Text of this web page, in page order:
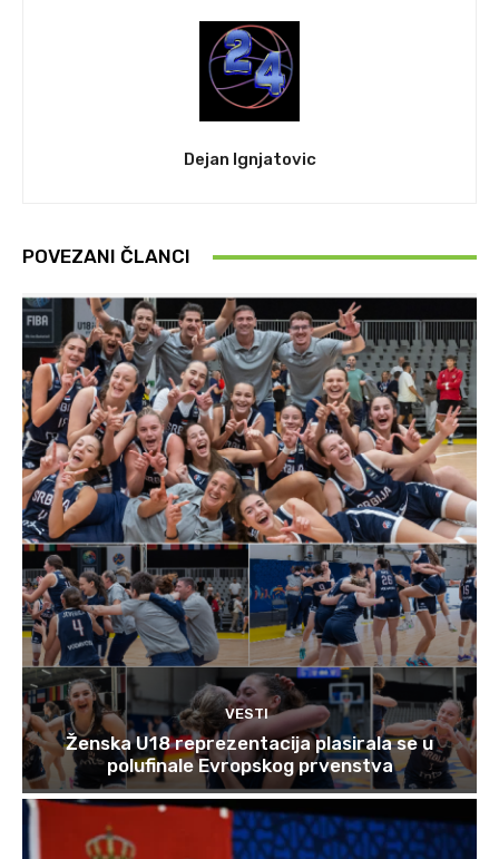
Dejan Ignjatovic
POVEZANI ČLANCI
VESTI
Ženska U18 reprezentacija plasirala se u
polufinale Evropskog prvenstva